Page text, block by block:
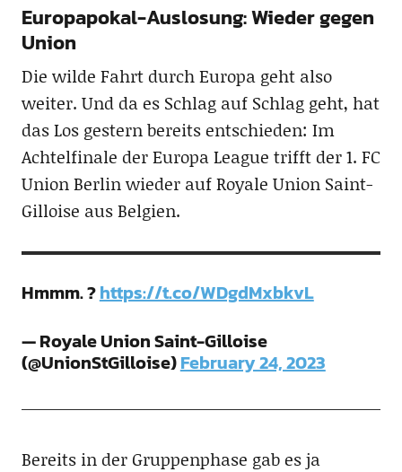
Europapokal-Auslosung: Wieder gegen
Union
Die wilde Fahrt durch Europa geht also
weiter. Und da es Schlag auf Schlag geht, hat
das Los gestern bereits entschieden: Im
Achtelfinale der Europa League trifft der 1. FC
Union Berlin wieder auf Royale Union Saint-
Gilloise aus Belgien.
Hmmm. ?https://t.co/WDgdMxbkvL
— Royale Union Saint-Gilloise
(@UnionStGilloise)February 24, 2023
Bereits in der Gruppenphase gab es ja